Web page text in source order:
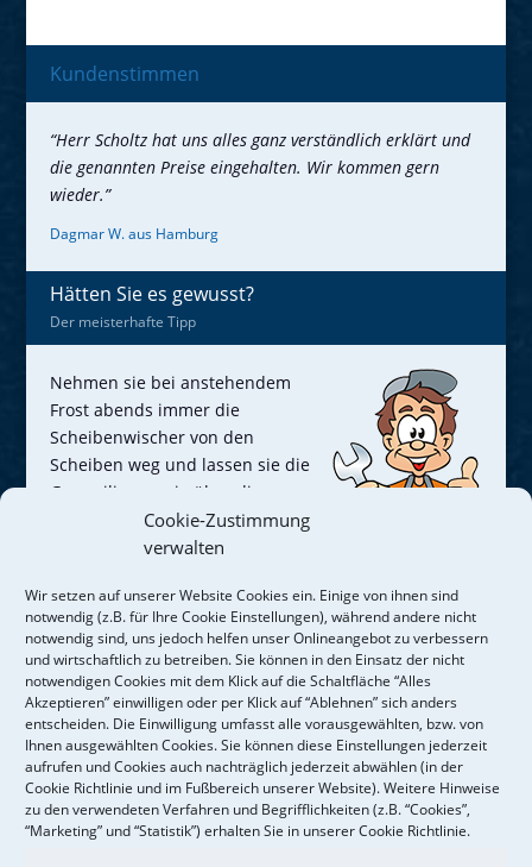
Cookie-Zustimmung
verwalten
Wir setzen auf unserer Website Cookies ein. Einige von ihnen sind
notwendig (z.B. für Ihre Cookie Einstellungen), während andere nicht
notwendig sind, uns jedoch helfen unser Onlineangebot zu verbessern
und wirtschaftlich zu betreiben. Sie können in den Einsatz der nicht
notwendigen Cookies mit dem Klick auf die Schaltfläche “Alles
Akzeptieren” einwilligen oder per Klick auf “Ablehnen” sich anders
entscheiden. Die Einwilligung umfasst alle vorausgewählten, bzw. von
Ihnen ausgewählten Cookies. Sie können diese Einstellungen jederzeit
aufrufen und Cookies auch nachträglich jederzeit abwählen (in der
Cookie Richtlinie und im Fußbereich unserer Website). Weitere Hinweise
zu den verwendeten Verfahren und Begrifflichkeiten (z.B. “Cookies”,
“Marketing” und “Statistik”) erhalten Sie in unserer Cookie Richtlinie.
Kundenstimmen
“Herr Scholtz hat uns alles ganz verständlich erklärt und
die genannten Preise eingehalten. Wir kommen gern
wieder.”
Dagmar W. aus Hamburg
Hätten Sie es gewusst?
Der meisterhafte Tipp
Nehmen sie bei anstehendem
Frost abends immer die
Scheibenwischer von den
Scheiben weg und lassen sie die
Gummilippen nie über die
vereiste Scheibe kratzen, denn
dadurch können sie… Mehr
Jetzt dran denken
Eine optimal funktionierende Bremse ist wichtig für
die Fahrsicherheit! Die Bremsanlage besteht aus
vielen verschiedenen Komponenten wie
Bremsbelägen, -scheiben, -schläuchen oder -
flüssigkeit. Diese müssen in einem einwandfreien